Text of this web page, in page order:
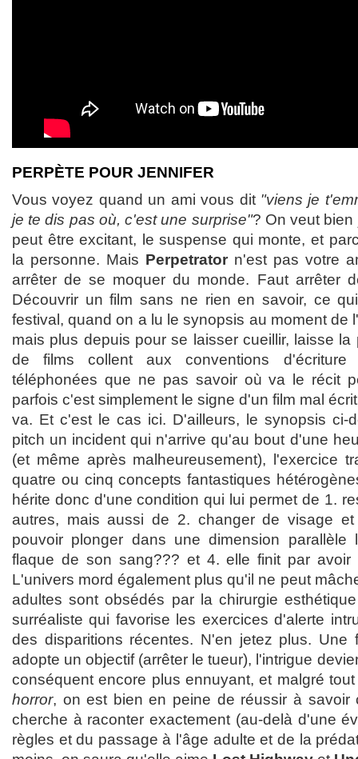
PERPÈTE POUR JENNIFER
Vous voyez quand un ami vous dit "viens je
je te dis pas où, c'est une surprise"? On veut
peut être excitant, le suspense qui monte, et
la personne. Mais Perpetrator n'est pas votre
arrêter de se moquer du monde. Faut arrêter
Découvrir un film sans ne rien en savoir, ce
festival, quand on a lu le synopsis au moment de
mais plus depuis pour se laisser cueillir, laisse
de films collent aux conventions
téléphonées que ne pas savoir où va le récit
parfois c'est simplement le signe d'un film mal
va. Et c'est le cas ici. D'ailleurs, le synopsis ci-
pitch un incident qui n'arrive qu'au bout d'une
(et même après malheureusement), l'exercice
quatre ou cinq concepts fantastiques
hérite donc d'une condition qui lui permet de 1.
autres, mais aussi de 2. changer de visage et
pouvoir plonger dans une dimension parallèle
flaque de son sang??? et 4. elle finit par avoir
L'univers mord également plus qu'il ne peut
adultes sont obsédés par la chirurgie
surréaliste qui favorise les exercices d'alerte
des disparitions récentes. N'en jetez plus. Une
adopte un objectif (arrêter le tueur), l'intrigue
conséquent encore plus ennuyant, et malgré
horror, on est bien en peine de réussir à savoir
cherche à raconter exactement (au-delà d'une
règles et du passage à l'âge adulte et de la